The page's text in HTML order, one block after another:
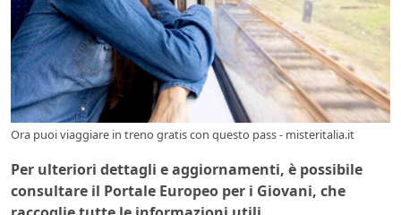
Ora puoi viaggiare in treno gratis con questo pass - misteritalia.it
Per ulteriori dettagli e aggiornamenti, è possibile
consultare il Portale Europeo per i Giovani, che